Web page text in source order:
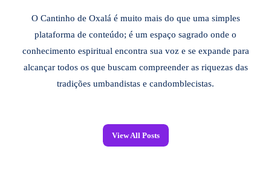
O Cantinho de Oxalá é muito mais do que uma simples
plataforma de conteúdo; é um espaço sagrado onde o
conhecimento espiritual encontra sua voz e se expande para
alcançar todos os que buscam compreender as riquezas das
tradições umbandistas e candomblecistas.
View All Posts